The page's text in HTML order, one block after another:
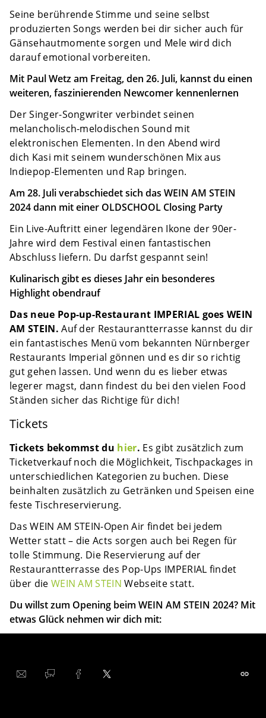
Seine berührende Stimme und seine selbst
produzierten Songs werden bei dir sicher auch für
Gänsehautmomente sorgen und Mele wird dich
darauf emotional vorbereiten.
Mit Paul Wetz am Freitag, den 26. Juli, kannst du einen
weiteren, faszinierenden Newcomer kennenlernen
Der Singer-Songwriter verbindet seinen
melancholisch-melodischen Sound mit
elektronischen Elementen. In den Abend wird
dich Kasi mit seinem wunderschönen Mix aus
Indiepop-Elementen und Rap bringen.
Am 28. Juli verabschiedet sich das WEIN AM STEIN
2024 dann mit einer OLDSCHOOL Closing Party
Ein Live-Auftritt einer legendären Ikone der 90er-
Jahre wird dem Festival einen fantastischen
Abschluss liefern. Du darfst gespannt sein!
Kulinarisch gibt es dieses Jahr ein besonderes
Highlight obendrauf
Das neue Pop-up-Restaurant IMPERIAL goes WEIN
AM STEIN. Auf der Restaurantterrasse kannst du dir
ein fantastisches Menü vom bekannten Nürnberger
Restaurants Imperial gönnen und es dir so richtig
gut gehen lassen. Und wenn du es lieber etwas
legerer magst, dann findest du bei den vielen Food
Ständen sicher das Richtige für dich!
Tickets
Tickets bekommst du hier. Es gibt zusätzlich zum
Ticketverkauf noch die Möglichkeit, Tischpackages in
unterschiedlichen Kategorien zu buchen. Diese
beinhalten zusätzlich zu Getränken und Speisen eine
feste Tischreservierung.
Das WEIN AM STEIN-Open Air findet bei jedem
Wetter statt – die Acts sorgen auch bei Regen für
tolle Stimmung. Die Reservierung auf der
Restaurantterrasse des Pop-Ups IMPERIAL findet
über die WEIN AM STEIN Webseite statt.
Du willst zum Opening beim WEIN AM STEIN 2024? Mit
etwas Glück nehmen wir dich mit: